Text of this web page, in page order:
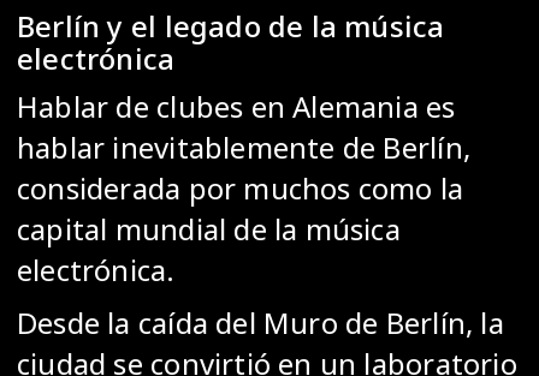
Berlín y el legado de la música
electrónica
Hablar de clubes en Alemania es
hablar inevitablemente de Berlín,
considerada por muchos como la
capital mundial de la música
electrónica.
Desde la caída del Muro de Berlín, la
ciudad se convirtió en un laboratorio